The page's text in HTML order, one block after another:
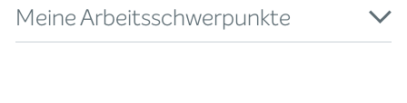
Meine Arbeitsschwerpunkte